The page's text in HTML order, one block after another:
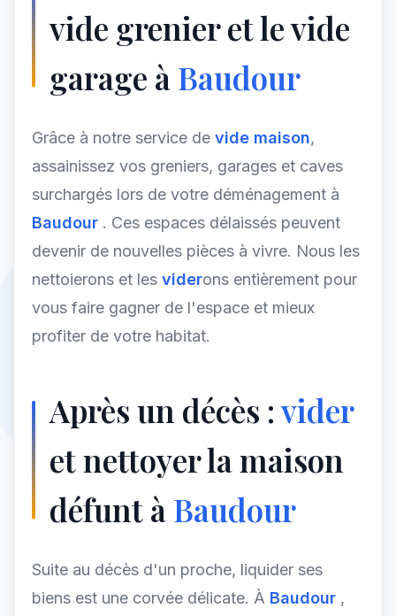
vide grenier et le vide
garage àBaudour
Grâce à notre service de vide maison,
assainissez vos greniers, garages et caves
surchargés lors de votre déménagement à
Baudour . Ces espaces délaissés peuvent
devenir de nouvelles pièces à vivre. Nous les
nettoierons et les viderons entièrement pour
vous faire gagner de l'espace et mieux
profiter de votre habitat.
Après un décès :vider
et nettoyer la maison
défunt àBaudour
Suite au décès d'un proche, liquider ses
biens est une corvée délicate. À Baudour ,